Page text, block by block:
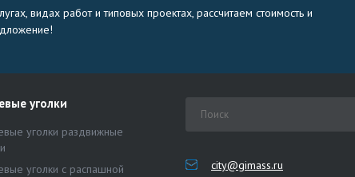
видах работ и типовых проектах, рассчитаем стоимость и
уголки
уголки раздвижные
уголки с распашной
city@gimass.ru